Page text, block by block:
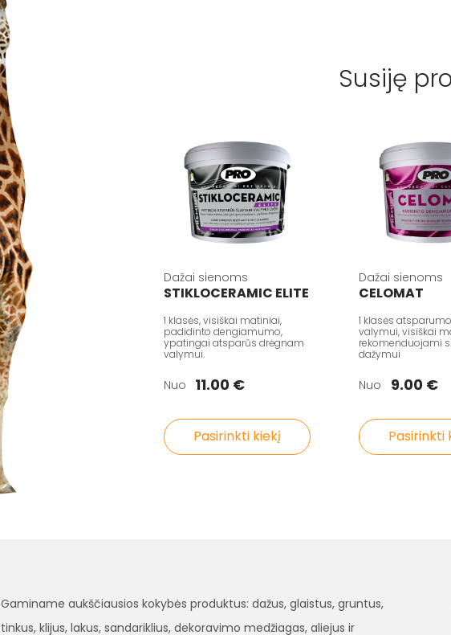
Susiję
Dažai sienoms
STIKLOCERAMIC ELITE
1 klasės, visiškai matiniai,
padidinto dengiamumo,
ypatingai atsparūs drėgnam
valymui.
Nuo 11.00 €
Pasirinkti kiekį
Dažai sienoms
CELOMAT
1 klasės
valymui, visiškai
rekomenduojami
dažymui
Nuo 9.00 €
Pasirinkti
Gaminame aukščiausios kokybės produktus: dažus, glaistus, gruntus,
tinkus, klijus, lakus, sandariklius, dekoravimo medžiagas, aliejus ir